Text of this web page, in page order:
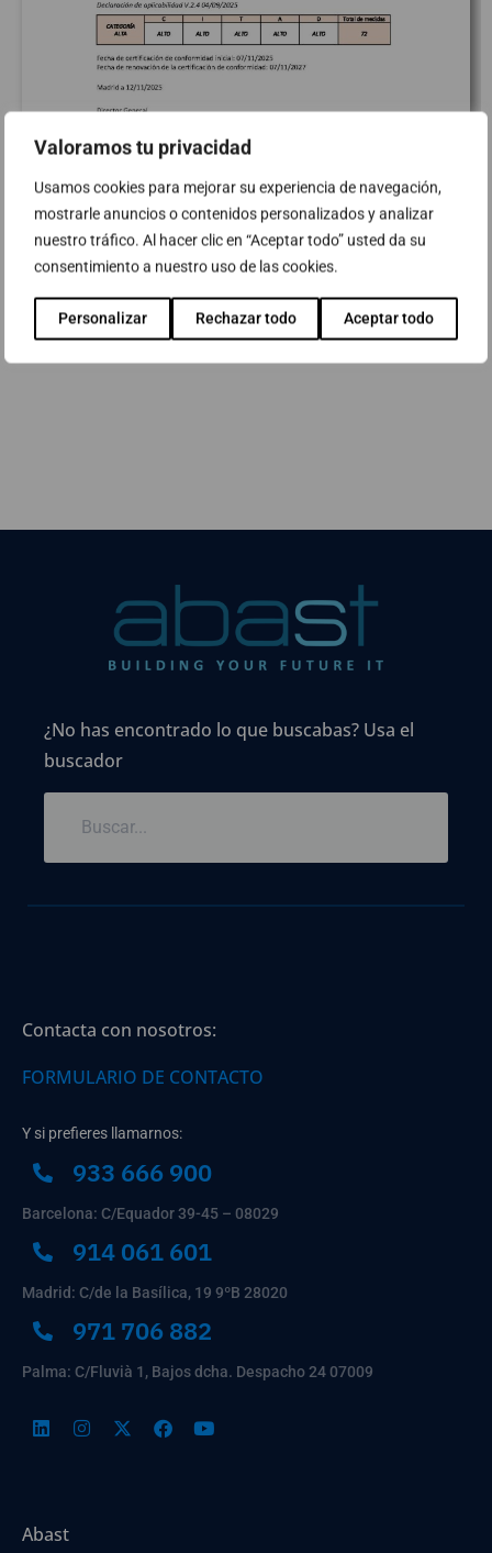
Valoramos tu privacidad
Usamos cookies para mejorar su experiencia de navegación,
mostrarle anuncios o contenidos personalizados y analizar
nuestro tráfico. Al hacer clic en “Aceptar todo” usted da su
consentimiento a nuestro uso de las cookies.
Personalizar Rechazar todo Aceptar todo
Descubre más sobre los servicios de Ciberseguridad de
¿No has encontrado lo que buscabas? Usa el
buscador
Contacta con nosotros:
FORMULARIO DE CONTACTO
Y si prefieres llamarnos:
933 666 900
Barcelona: C/Equador 39-45 – 08029
914 061 601
Madrid: C/de la Basílica, 19 9ºB 28020
971 706 882
Palma: C/Fluvià 1, Bajos dcha. Despacho 24 07009
Abast